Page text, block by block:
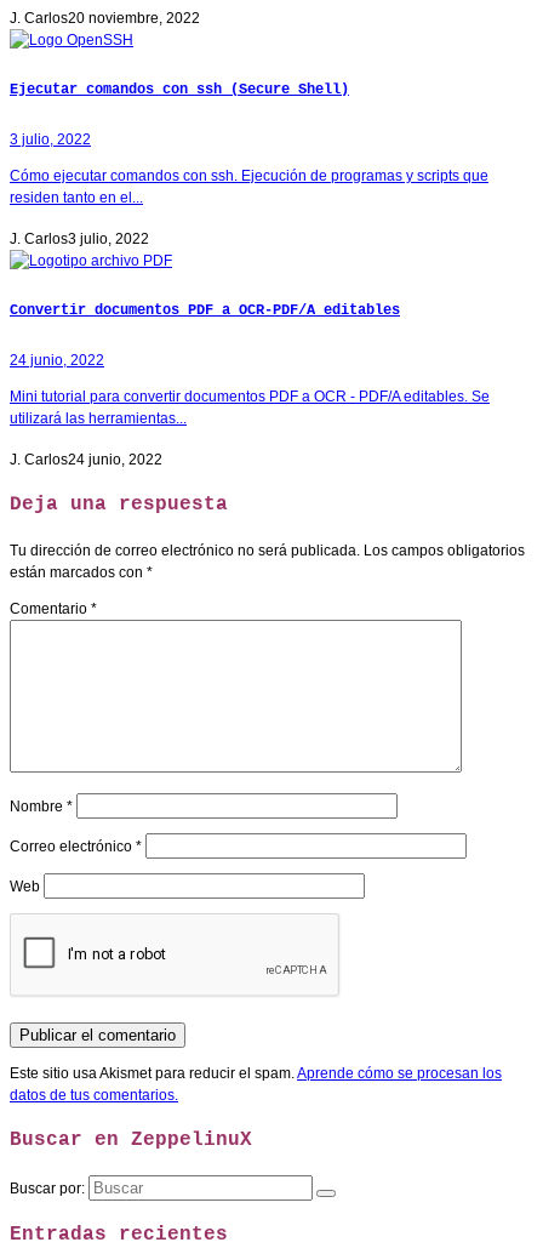
J. Carlos20 noviembre, 2022
Ejecutar comandos con ssh (Secure Shell)
3 julio, 2022
Cómo ejecutar comandos con ssh. Ejecución de programas y scripts que
residen tanto en el...
J. Carlos3 julio, 2022
Convertir documentos PDF a OCR-PDF/A editables
24 junio, 2022
Mini tutorial para convertir documentos PDF a OCR - PDF/A editables. Se
utilizará las herramientas...
J. Carlos24 junio, 2022
Deja una respuesta
Tu dirección de correo electrónico no será publicada. Los campos obligatorios
están marcados con *
Comentario *
Nombre *
Correo electrónico *
Web
Este sitio usa Akismet para reducir el spam.Aprende cómo se procesan los
datos de tus comentarios.
Buscar en ZeppelinuX
Buscar por:
Entradas recientes